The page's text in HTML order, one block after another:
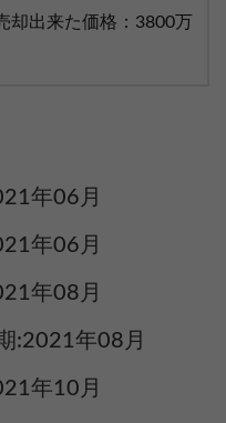
却出来た価格：3800万
年06月
年06月
年08月
:2021年08月
年10月